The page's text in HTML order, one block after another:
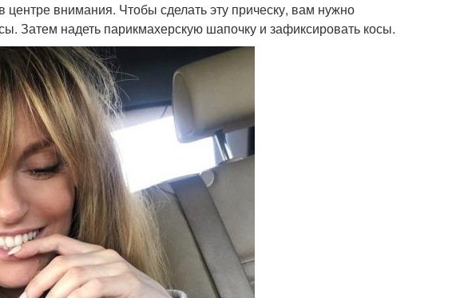
центре внимания. Чтобы сделать эту прическу, вам нужно
Затем надеть парикмахерскую шапочку и зафиксировать косы.